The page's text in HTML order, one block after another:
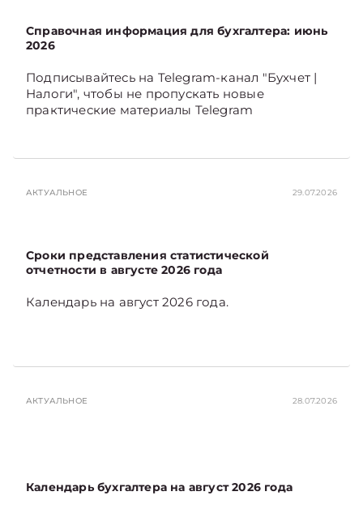
Справочная информация для бухгалтера: июнь
2026
Подписывайтесь на Telegram‑канал "Бухчет |
Налоги", чтобы не пропускать новые
практические материалы Telegram
АКТУАЛЬНОЕ 29.07.2026
Сроки представления статистической
отчетности в августе 2026 года
Календарь на август 2026 года.
АКТУАЛЬНОЕ 28.07.2026
Календарь бухгалтера на август 2026 года